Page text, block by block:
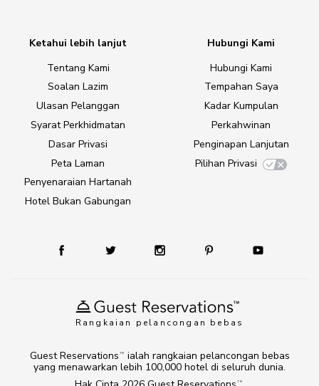
Rangkaian pelancongan bebas
Ketahui lebih lanjut
Tentang Kami
Soalan Lazim
Ulasan Pelanggan
Syarat Perkhidmatan
Dasar Privasi
Peta Laman
Penyenaraian Hartanah
Hotel Bukan Gabungan
Hubungi Kami
Hubungi Kami
Tempahan Saya
Kadar Kumpulan
Perkahwinan
Penginapan Lanjutan
Pilihan Privasi
TM
Guest Reservations TM
ialah rangkaian pelancongan bebas
yang menawarkan lebih 100,000 hotel di seluruh dunia.